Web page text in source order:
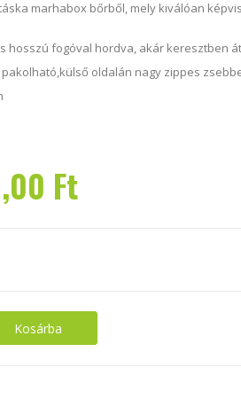
marhabox bőrből, mely kiválóan
hosszú fogóval hordva, akár keresztben
oldalán nagy zippes
Ft
Kosárba